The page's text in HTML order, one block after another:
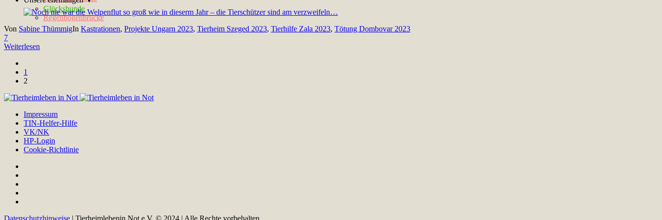
Glückshunde
Regenbogenbrücke
Von Sabine ThümmigIn Kastrationen, Projekte Ungarn 2023, Tierheim Szeged 2023, Tierhilfe Zala 2023, Tötung Dombovar 2023
7
Weiterlesen
1
2
Impressum
TIN-Helfer-Hilfe
VK/NK
HP-Login
Cookie-Richtlinie
Datenschutzhinweise | Tierheimlebenin Not e.V. © 2024 | Alle Rechte vorbehalten